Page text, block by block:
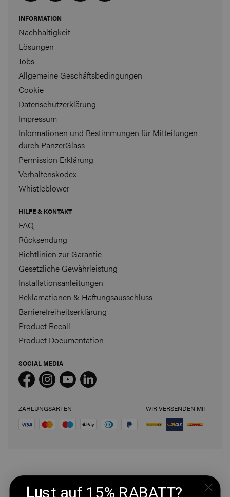
INFORMATION
Nachhaltigkeit
Lösungen
Jobs
Allgemeine Geschäftsbedingungen
Cookie
Datenschutzerklärung
Impressum
Informationen und Bestimmungen für Mitteilungen
durch PanzerGlass
Permission Erklärung
Verhaltenskodex
Whistleblower
HILFE & KONTAKT
FAQ
Rücksendung
Richtlinien zur Garantie
Gesetzliche Gewährleistung
Installationsanleitungen
Reklamationen & Haftungsausschluss
Barrierefreiheitserklärung
Product Recall
Product Documentation
SOCIAL MEDIA
ZAHLUNGSARTEN WIR VERSENDEN MIT
Lust auf 15% RABATT?